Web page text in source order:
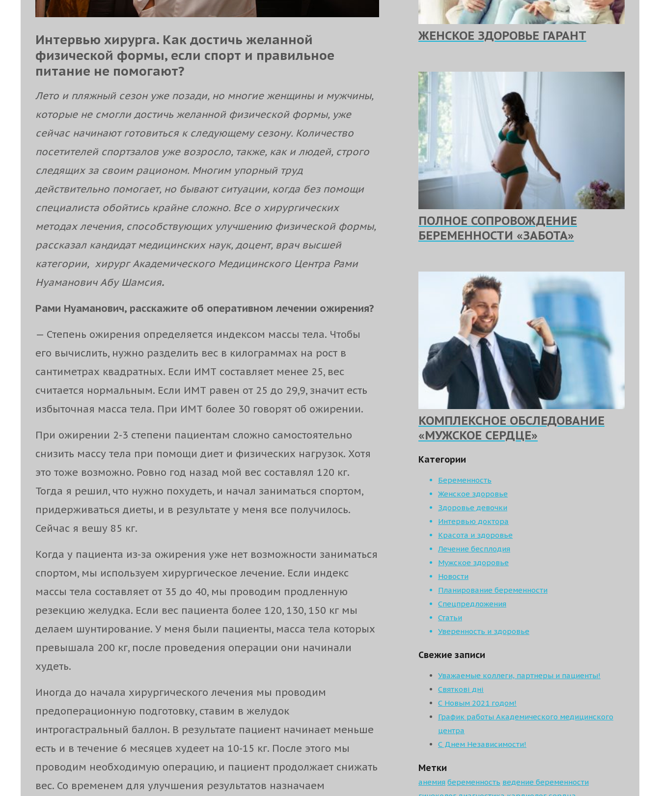
Интервью хирурга. Как достичь желанной
физической формы, если спорт и правильное
питание не помогают?
Лето и пляжный сезон уже позади, но многие женщины и мужчины,
которые не смогли достичь желанной физической формы, уже
сейчас начинают готовиться к следующему сезону. Количество
посетителей спортзалов уже возросло, также, как и людей, строго
следящих за своим рационом. Многим упорный труд
действительно помогает, но бывают ситуации, когда без помощи
специалиста обойтись крайне сложно. Все о хирургических
методах лечения, способствующих улучшению физической формы,
рассказал кандидат медицинских наук, доцент, врач высшей
категории, хирург Академического Медицинского Центра Рами
Нуаманович Абу Шамсия.
Рами Нуаманович, расскажите об оперативном лечении ожирения?
— Степень ожирения определяется индексом массы тела. Чтобы
его вычислить, нужно разделить вес в килограммах на рост в
сантиметрах квадратных. Если ИМТ составляет менее 25, вес
считается нормальным. Если ИМТ равен от 25 до 29,9, значит есть
избыточная масса тела. При ИМТ более 30 говорят об ожирении.
При ожирении 2-3 степени пациентам сложно самостоятельно
снизить массу тела при помощи диет и физических нагрузок. Хотя
это тоже возможно. Ровно год назад мой вес составлял 120 кг.
Тогда я решил, что нужно похудеть, и начал заниматься спортом,
придерживаться диеты, и в результате у меня все получилось.
Сейчас я вешу 85 кг.
Когда у пациента из-за ожирения уже нет возможности заниматься
спортом, мы используем хирургическое лечение. Если индекс
массы тела составляет от 35 до 40, мы проводим продленную
резекцию желудка. Если вес пациента более 120, 130, 150 кг мы
делаем шунтирование. У меня были пациенты, масса тела которых
превышала 200 кг, после проведения операции они начинали
худеть.
Иногда до начала хирургического лечения мы проводим
предоперационную подготовку, ставим в желудок
интрогастральный баллон. В результате пациент начинает меньше
есть и в течение 6 месяцев худеет на 10-15 кг. После этого мы
проводим необходимую операцию, и пациент продолжает снижать
вес. Со временем для улучшения результатов назначаем
ЖЕНСКОЕ ЗДОРОВЬЕ ГАРАНТ
ПОЛНОЕ СОПРОВОЖДЕНИЕ
БЕРЕМЕННОСТИ «ЗАБОТА»
КОМПЛЕКСНОЕ ОБСЛЕДОВАНИЕ
«МУЖСКОЕ СЕРДЦЕ»
Категории
Беременность
Женское здоровье
Здоровье девочки
Интервью доктора
Красота и здоровье
Лечение бесплодия
Мужское здоровье
Новости
Планирование беременности
Спецпредложения
Статьи
Уверенность и здоровье
Свежие записи
Уважаемые коллеги, партнеры и пациенты!
Святкові дні
С Новым 2021 годом!
График работы Академического медицинского
центра
С Днем Независимости!
Метки
анемия беременность ведение беременности